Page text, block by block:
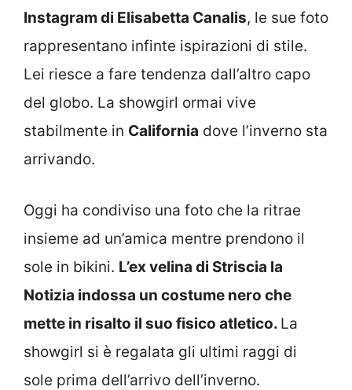
Instagram di Elisabetta Canalis, le sue foto
rappresentano infinte ispirazioni di stile.
Lei riesce a fare tendenza dall’altro capo
del globo. La showgirl ormai vive
stabilmente in California dove l’inverno sta
arrivando.
Oggi ha condiviso una foto che la ritrae
insieme ad un’amica mentre prendono il
sole in bikini. L’ex velina di Striscia la
Notizia indossa un costume nero che
mette in risalto il suo fisico atletico. La
showgirl si è regalata gli ultimi raggi di
sole prima dell’arrivo dell’inverno.